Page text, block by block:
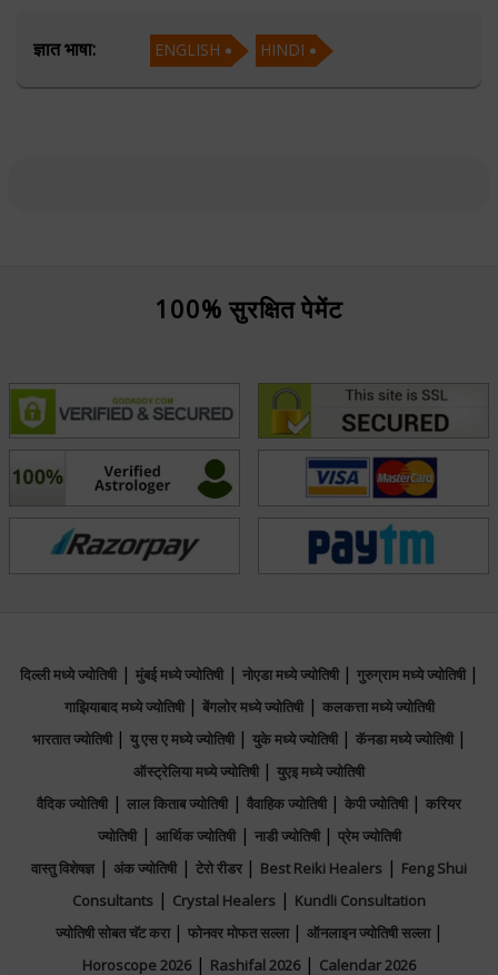
फोकस एरिया
Tarot Reading, Reiki
ज्ञात भाषा: ENGLISH HINDI
100% सुरक्षित पेमेंट
दिल्ली मध्ये ज्योतिषी| मुंबई मध्ये ज्योतिषी| नोएडा मध्ये ज्योतिषी | गुरुग्राम मध्ये ज्योतिषी |
गाझियाबाद मध्ये ज्योतिषी | बेंगलोर मध्ये ज्योतिषी| कलकत्ता मध्ये ज्योतिषी
भारतात ज्योतिषी | यु एस ए मध्ये ज्योतिषी | युके मध्ये ज्योतिषी | कॅनडा मध्ये ज्योतिषी |
ऑस्ट्रेलिया मध्ये ज्योतिषी | युएइ मध्ये ज्योतिषी
वैदिक ज्योतिषी| लाल किताब ज्योतिषी| वैवाहिक ज्योतिषी | केपी ज्योतिषी | करियर
ज्योतिषी| आर्थिक ज्योतिषी| नाडी ज्योतिषी | प्रेम ज्योतिषी
वास्तु विशेषज्ञ| अंक ज्योतिषी| टेरो रीडर | Best Reiki Healers | Feng Shui
Consultants | Crystal Healers | Kundli Consultation
ज्योतिषी सोबत चॅट करा | फोनवर मोफत सल्ला | ऑनलाइन ज्योतिषी सल्ला |
Horoscope 2026| Rashifal 2026| Calendar 2026